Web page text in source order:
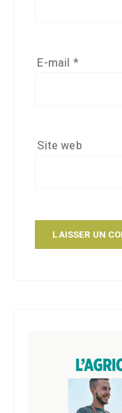
E-mail *
Site web